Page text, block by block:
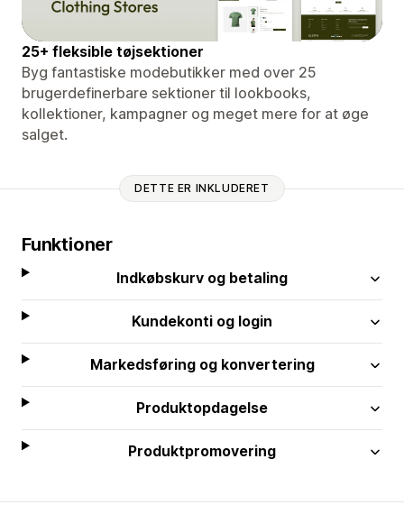
25+ fleksible tøjsektioner
Byg fantastiske modebutikker med over 25
brugerdefinerbare sektioner til lookbooks,
kollektioner, kampagner og meget mere for at øge
salget.
DETTE ER INKLUDERET
Funktioner
Indkøbskurv og betaling
Kundekonti og login
Markedsføring og konvertering
Produktopdagelse
Produktpromovering